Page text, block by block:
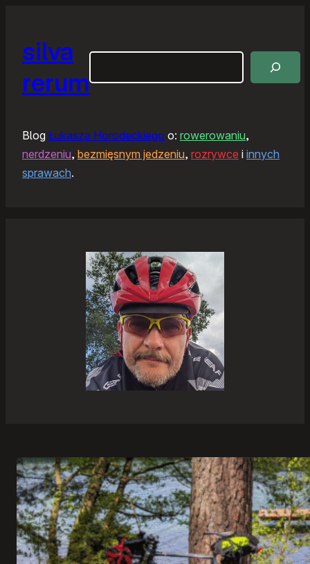
silva
rerum
Blog Łukasza Horodeckiego o: rowerowaniu,
nerdzeniu, bezmięsnym jedzeniu, rozrywce i innych
sprawach.